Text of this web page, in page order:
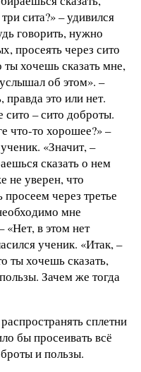
сита?» – удивился
говорить, нужно
просеять через сито
хочешь сказать мне,
об этом». –
это или нет.
сито – сито доброты.
что-то хорошее?» –
«Значит, –
сказать о нем
не уверен, что
просеем через третье
мне
«Нет, в этом нет
ученик. «Итак, –
ты хочешь сказать,
Зачем же тогда
сплетни
бы просеивать всё
и пользы.